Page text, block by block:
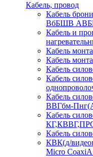
Кабель, провод
Кабель
ВбБШВ
Кабель и
Кабель
Кабель
Кабель
Кабель
Кабель
ВВГбм-
Кабель
Кабель
КВК(д/
Micro